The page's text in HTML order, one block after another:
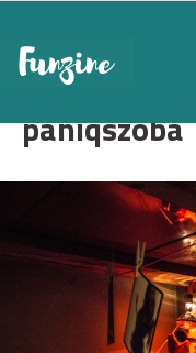
pániqszoba